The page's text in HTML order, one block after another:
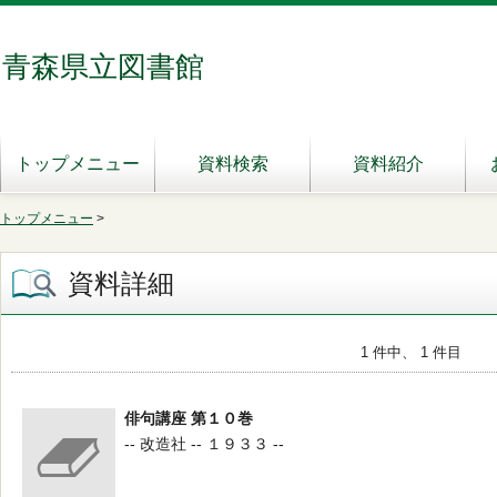
青森県立図書館
トップメニュー 資料検索 資料紹介
トップメニュー >
資料詳細
1 件中、 1 件目
俳句講座 第１０巻
-- 改造社 -- １９３３ --